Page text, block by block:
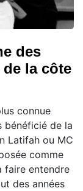
des
la côte
connue
bénéficié de la
Latifah ou MC
comme
faire entendre
des années